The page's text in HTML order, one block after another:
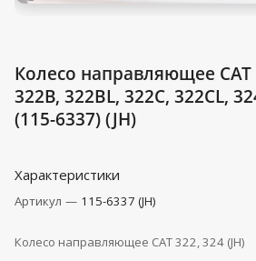
Колесо направляющее CAT
322B, 322BL, 322C, 322CL,
(115-6337) (JH)
Характеристики
Артикул — 115-6337 (JH)
Колесо направляющее CAT 322, 324 (JH)